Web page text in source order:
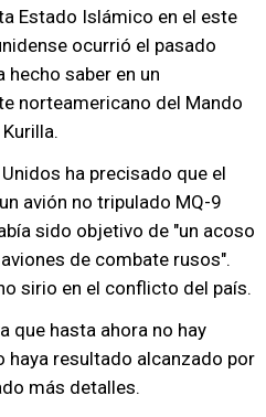
Estado Islámico en el este
ocurrió el pasado
hecho saber en un
norteamericano del Mando
ha precisado que el
avión no tripulado MQ-9
sido objetivo de "un acoso
de combate rusos".
sirio en el conflicto del país.
que hasta ahora no hay
haya resultado alcanzado por
más detalles.